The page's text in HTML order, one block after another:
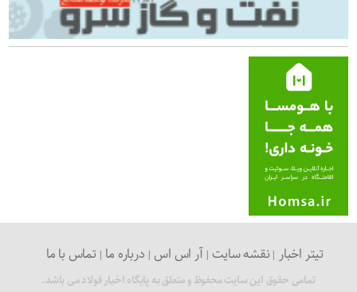
تیتر اخبار نقشه سایت آر اس اس درباره ما تماس با ما
تمامی حقوق این سایت محفوظ و متعلق به پایگاه اخبار فولاد می باشد.